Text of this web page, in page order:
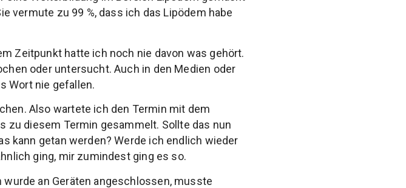
vermute zu 99 %, dass ich das Lipödem habe
Zeitpunkt hatte ich noch nie davon was gehört.
oder untersucht. Auch in den Medien oder
Wort nie gefallen.
Also wartete ich den Termin mit dem
zu diesem Termin gesammelt. Sollte das nun
kann getan werden? Werde ich endlich wieder
ging, mir zumindest ging es so.
wurde an Geräten angeschlossen, musste